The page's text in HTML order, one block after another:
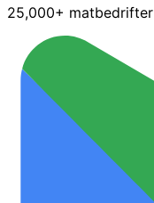
25,000+ matbedrifter